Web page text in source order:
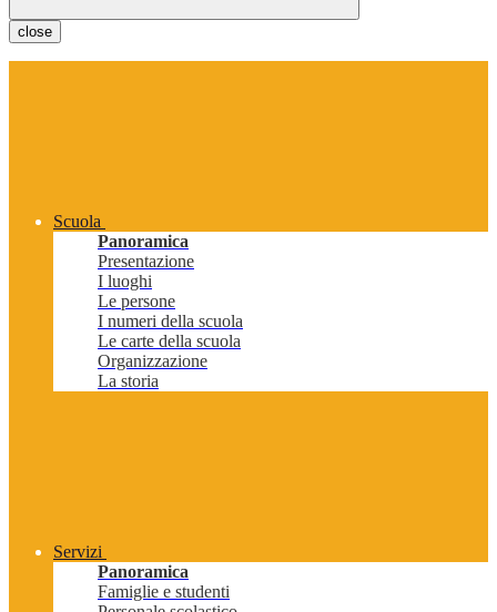
close
Scuola
Panoramica
Presentazione
I luoghi
Le persone
I numeri della scuola
Le carte della scuola
Organizzazione
La storia
Servizi
Panoramica
Famiglie e studenti